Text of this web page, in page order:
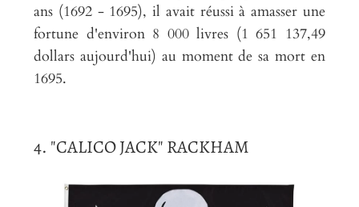
ans (1692 - 1695), il avait réussi à amasser une
fortune d'environ 8 000 livres (1 651 137,49
dollars aujourd'hui) au moment de sa mort en
1695.
4. "CALICO JACK" RACKHAM